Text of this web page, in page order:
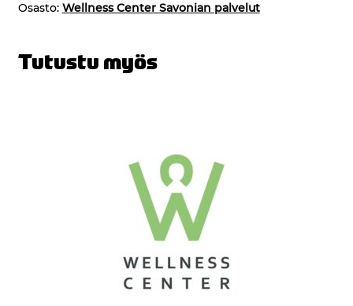
Osasto: Wellness Center Savonian palvelut
Tutustu myös